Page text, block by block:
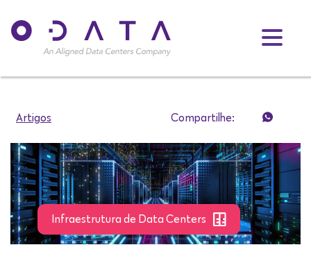
Artigos Compartilhe:
Infraestrutura de Data Centers